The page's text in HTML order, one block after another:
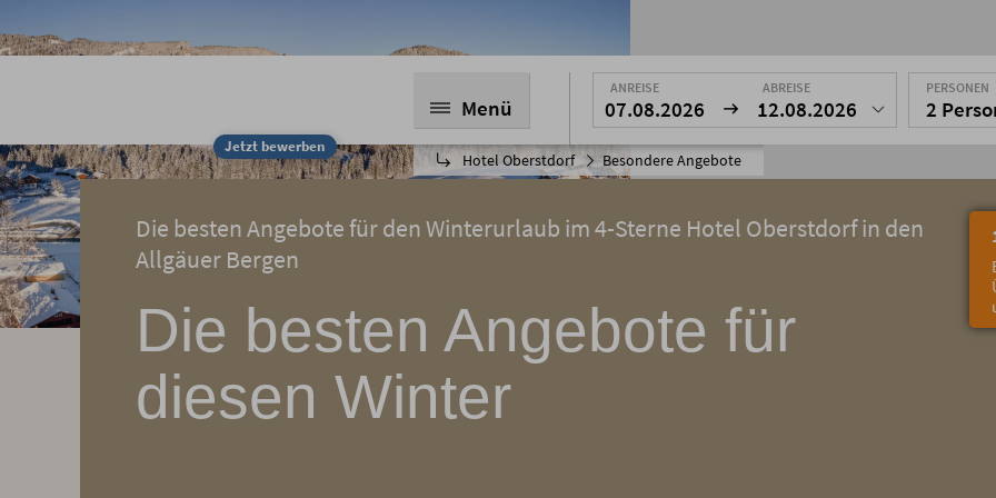
Jetzt bewerben
Menü
Hotel Oberstdorf Besondere Angebote
ANREISE
07.08.2026
ABREISE
12.08.2026
PERSONEN
2
Die besten Angebote für den Winterurlaub im 4-Sterne Hotel Oberstdorf in den
Allgäuer Bergen
Die besten Angebote für
diesen Winter